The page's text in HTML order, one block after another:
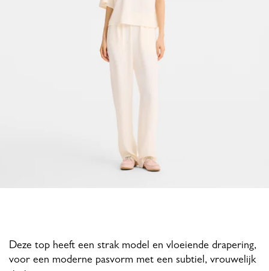
Deze top heeft een strak model en vloeiende drapering,
voor een moderne pasvorm met een subtiel, vrouwelijk